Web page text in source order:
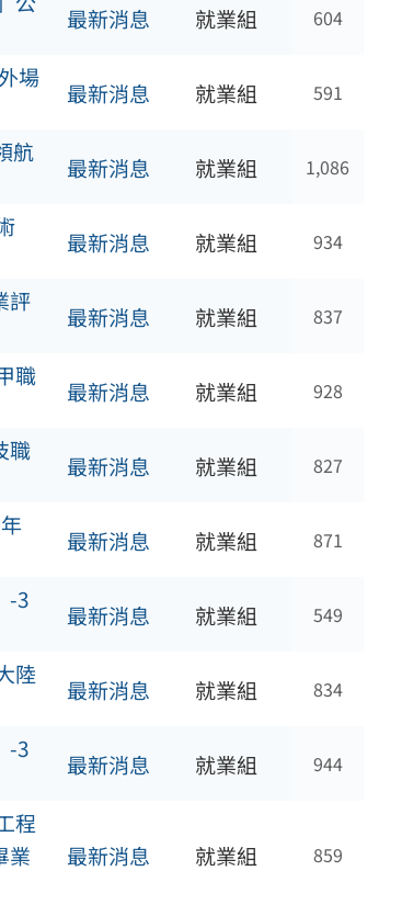
最新消息 就業組 604
場
最新消息 就業組 591
航
最新消息 就業組 1,086
最新消息 就業組 934
評
最新消息 就業組 837
職
最新消息 就業組 928
職
最新消息 就業組 827
最新消息 就業組 871
-3
最新消息 就業組 549
陸
最新消息 就業組 834
-3
最新消息 就業組 944
程
業
最新消息 就業組 859